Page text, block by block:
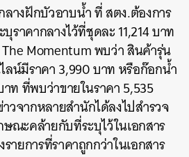
ลางฝักบัวอาบน้ำ ที่ สตง.ต้องการ
ราคากลางไว้ที่ชุดละ 11,214 บาท
Momentum พบว่า สินค้ารุ่น
ลน์มีราคา 3,990 บาท หรือก๊อกน้ำ
ท ที่พบว่าขายในราคา 5,535
จากหลายสำนักได้ลงไปสำรวจ
ณะคล้ายกับที่ระบุไว้ในเอกสาร
ายการที่ราคาถูกกว่าในเอกสาร